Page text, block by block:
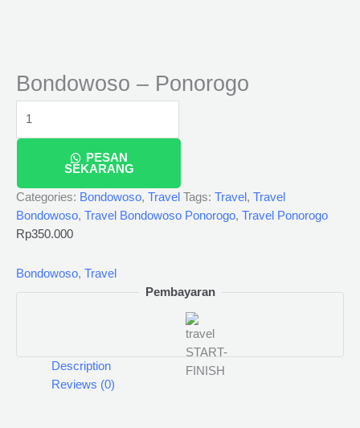
Bondowoso – Ponorogo
PESAN
SEKARANG
Categories: Bondowoso, Travel Tags: Travel , Travel
Bondowoso, Travel Bondowoso Ponorogo, Travel Ponorogo
Rp350.000
Bondowoso, Travel
Pembayaran
Description
Reviews (0)